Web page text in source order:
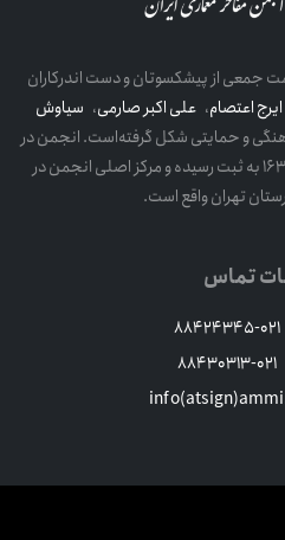
از پیشکسوتان و دست اندرکاران
اعتصام،علی اکبر صارمی،سیاوش
و حمایتی شکل گرفته‌است. انجمن در
تاریخ ۱۳۸۲/۱۲/۲۵ به شماره ثبت ۱۶۳۹۲ به ثبت رسیده و مرکز اصلی انجمن در
تهران واقع است.
تماس